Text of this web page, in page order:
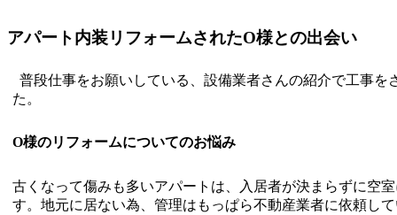
アパート内装リフォームされたO様との出会い
普段仕事をお願いしている、設備業者さんの紹介で工事を
た
O様のリフォームについてのお悩み
古くなって傷みも多いアパートは、入居者が決まらずに空
す。地元に居ない為、管理はもっぱら不動産業者に依頼し